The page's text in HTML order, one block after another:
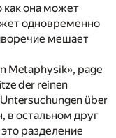
как она может
одновременно
мешает
Metaphysik», page
der reinen
über
в остальном друг
разделение